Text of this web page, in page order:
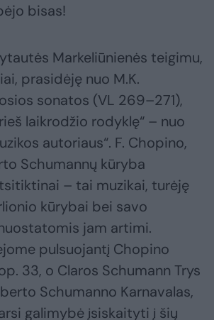
bisas!
Markeliūnienės teigimu,
prasidėję nuo M.K.
sonatos (VL 269–271),
laikrodžio rodyklę“ – nuo
autoriaus“. F. Chopino,
Schumannų kūryba
– tai muzikai, turėję
kūrybai bei savo
jam artimi.
pulsuojantį Chopino
33, o Claros Schumann Trys
Schumanno Karnavalas,
galimybė įsiskaityti į šių